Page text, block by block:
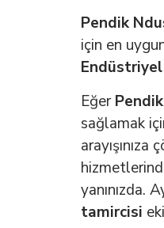
Pendik
için en
Eğer
sağlamak
arayışınıza
yanınızda.
tamircisi